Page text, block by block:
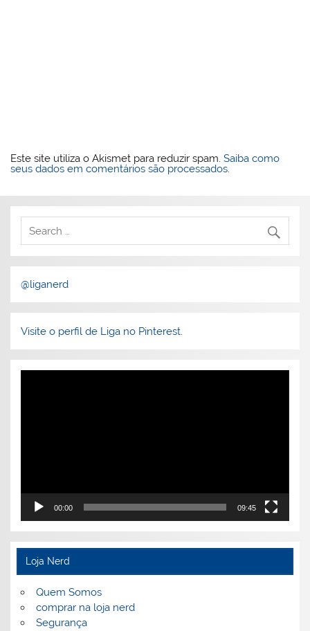
Este site utiliza o Akismet para reduzir spam.Saiba como
seus dados em comentários são processados.
@liganerd
Visite o perfil de Liga no Pinterest.
Tocador
00:00 09:45
Loja Nerd
Quem Somos
comprar na loja nerd
Segurança